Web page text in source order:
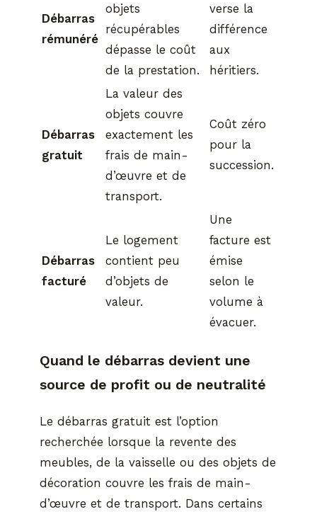
Débarras
rémunéré
objets
récupérables
dépasse le coût
de la prestation.
verse la
différence
aux
héritiers.
Débarras
gratuit
La valeur des
objets couvre
exactement les
frais de main-
d’œuvre et de
transport.
Coût zéro
pour la
succession.
Débarras
facturé
Le logement
contient peu
d’objets de
valeur.
Une
facture est
émise
selon le
volume à
évacuer.
Quand le débarras devient une
source de profit ou de neutralité
Le débarras gratuit est l’option
recherchée lorsque la revente des
meubles, de la vaisselle ou des objets de
décoration couvre les frais de main-
d’œuvre et de transport. Dans certains